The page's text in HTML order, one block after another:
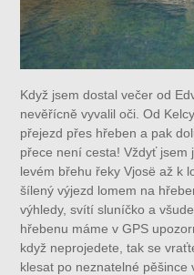
Když jsem dostal večer od
nevěřícně vyvalil oči. Od
přejezd přes hřeben a pak
přece není cesta! Vždyť jsem
levém břehu řeky Vjosë až k
šílený výjezd lomem na
výhledy, svítí sluníčko a
hřebenu máme v GPS
když neprojedete, tak se
klesat po neznatelné